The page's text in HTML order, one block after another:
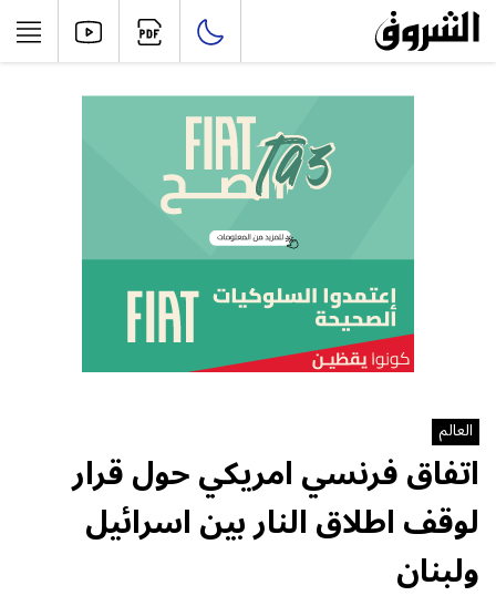
العالم
اتفاق فرنسي امريكي حول قرار
لوقف اطلاق النار بين اسرائيل
ولبنان